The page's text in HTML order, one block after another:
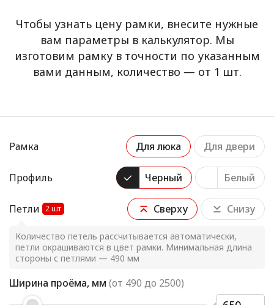
Чтобы узнать цену рамки, внесите нужные
вам параметры в калькулятор. Мы
изготовим рамку в точности по указанным
вами данным, количество — от 1 шт.
Рамка Для люка Для двери
Профиль Черный Белый
Петли 2шт Сверху Снизу
Количество петель рассчитывается автоматически,
петли окрашиваются в цвет рамки. Минимальная длина
стороны с петлями — 490 мм
Ширина проёма, мм (от 490 до 2500)